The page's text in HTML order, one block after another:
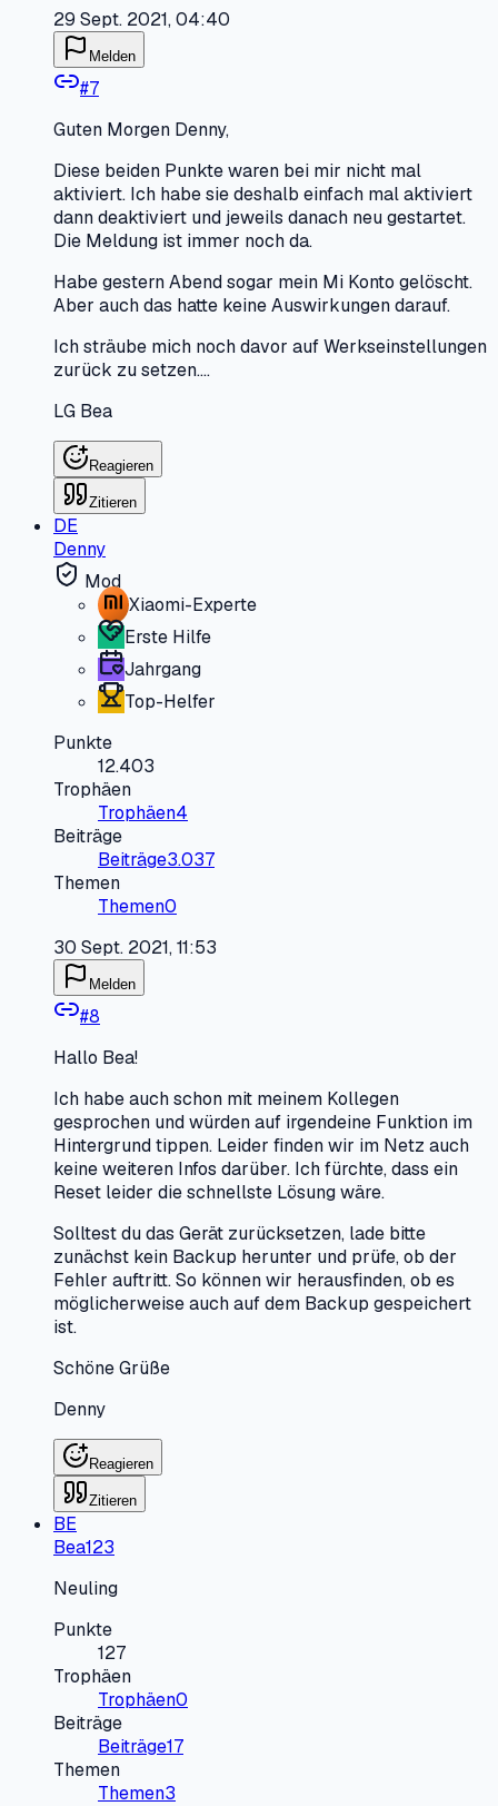
29 Sept. 2021, 04:40
Melden
#7
Guten Morgen Denny,
Diese beiden Punkte waren bei mir nicht mal
aktiviert. Ich habe sie deshalb einfach mal aktiviert
dann deaktiviert und jeweils danach neu gestartet.
Die Meldung ist immer noch da.
Habe gestern Abend sogar mein Mi Konto gelöscht.
Aber auch das hatte keine Auswirkungen darauf.
Ich sträube mich noch davor auf Werkseinstellungen
zurück zu setzen....
LG Bea
Reagieren
Zitieren
DE
Denny
Mod
Xiaomi-Experte
Erste Hilfe
Jahrgang
Top-Helfer
Punkte
12.403
Trophäen
Trophäen4
Beiträge
Beiträge3.037
Themen
Themen0
30 Sept. 2021, 11:53
Melden
#8
Hallo Bea!
Ich habe auch schon mit meinem Kollegen
gesprochen und würden auf irgendeine Funktion im
Hintergrund tippen. Leider finden wir im Netz auch
keine weiteren Infos darüber. Ich fürchte, dass ein
Reset leider die schnellste Lösung wäre.
Solltest du das Gerät zurücksetzen, lade bitte
zunächst kein Backup herunter und prüfe, ob der
Fehler auftritt. So können wir herausfinden, ob es
möglicherweise auch auf dem Backup gespeichert
ist.
Schöne Grüße
Denny
Reagieren
Zitieren
BE
Bea123
Neuling
Punkte
127
Trophäen
Trophäen0
Beiträge
Beiträge17
Themen
Themen3